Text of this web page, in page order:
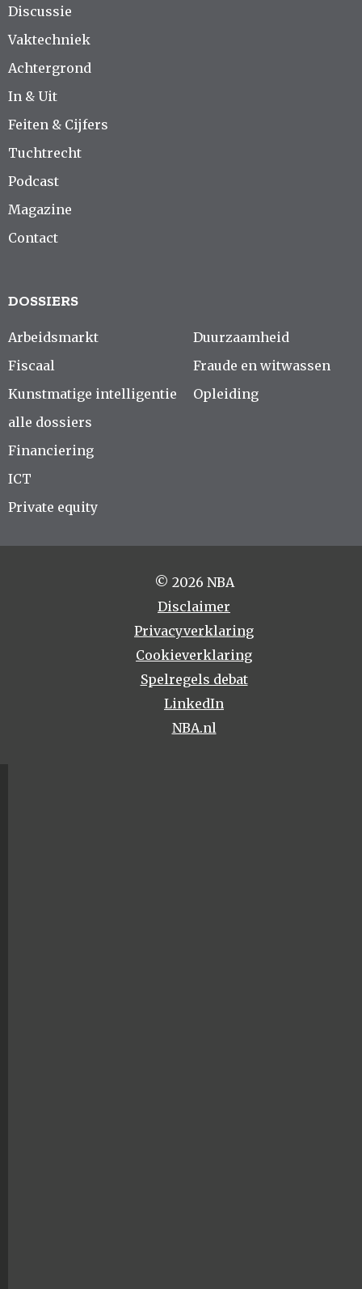
Discussie
Vaktechniek
Achtergrond
In & Uit
Feiten & Cijfers
Tuchtrecht
Podcast
Magazine
Contact
DOSSIERS
Arbeidsmarkt
Fiscaal
Kunstmatige intelligentie
alle dossiers
Duurzaamheid
Fraude en witwassen
Opleiding
Financiering
ICT
Private equity
© 2026 NBA
Disclaimer
Privacyverklaring
Cookieverklaring
Spelregels debat
LinkedIn
NBA.nl